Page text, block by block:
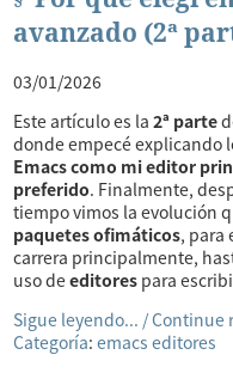
avanzado (2ª
03/01/2026
Este artículo es la2ª parte
donde empecé explicando
Emacs como mi editor
preferido. Finalmente,
tiempo vimos la evolución
paquetes ofimáticos, para
carrera principalmente,
uso deeditores para
Sigue leyendo... / Continue
Categoría:emacs editores